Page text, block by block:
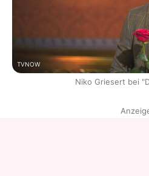
TVNOW
Niko Griesert bei